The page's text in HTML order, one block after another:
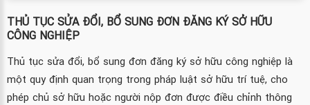
THỦ TỤC SỬA ĐỔI, BỔ SUNG ĐƠN ĐĂNG KÝ SỞ HỮU
CÔNG NGHIỆP
Thủ tục sửa đổi, bổ sung đơn đăng ký sở hữu công nghiệp là
một quy định quan trọng trong pháp luật sở hữu trí tuệ, cho
phép chủ sở hữu hoặc người nộp đơn được điều chỉnh thông